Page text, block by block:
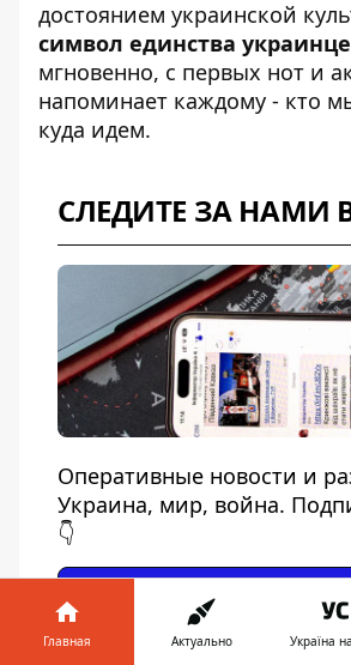
достоянием украинской
символ единства
мгновенно, с первых нот и
напоминает каждому - кто
куда идем.
СЛЕДИТЕ ЗА НАМИ В
Оперативные новости и
Украина, мир, война.
👇
ПОДПИСАТЬСЯ
Главная Актуально Україна